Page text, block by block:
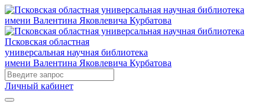
Псковская областная
универсальная научная библиотека
имени Валентина Яковлевича Курбатова
Личный кабинет